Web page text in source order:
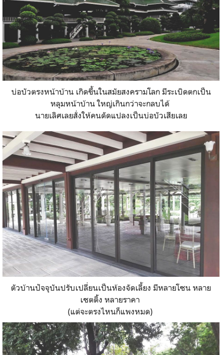
บ่อบัวตรงหน้าบ้าน เกิดขึ้นในสมัยสงครามโลก มีระเบิดตกเป็น
หลุมหน้าบ้าน ใหญ่เกินกว่าจะกลบได้
นายเลิศเลยสั่งให้คนดัดแปลงเป็นบ่อบัวเสียเลย
ตัวบ้านปัจจุบันปรับเปลี่ยนเป็นห้องจัดเลี้ยง มีหลายโซน หลาย
เซตติ้ง หลายราคา
(แต่จะตรงไหนก็แพงหมด)